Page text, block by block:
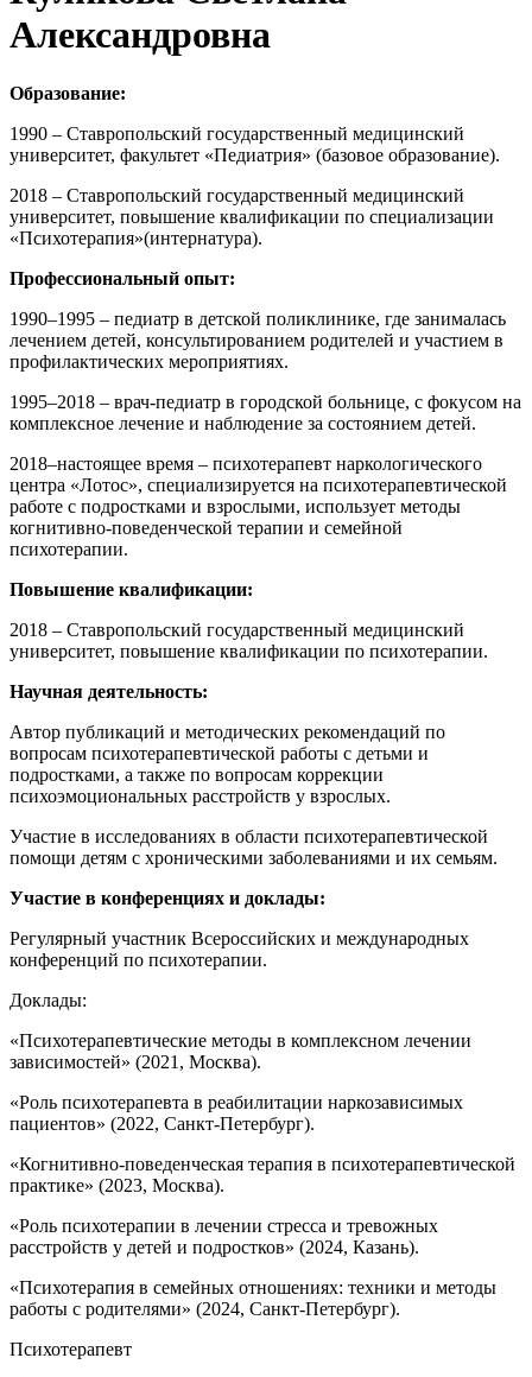
Александровна
Образование:
1990 – Ставропольский государственный медицинский
университет, факультет «Педиатрия» (базовое образование).
2018 – Ставропольский государственный медицинский
университет, повышение квалификации по специализации
«Психотерапия»(интернатура).
Профессиональный опыт:
1990–1995 – педиатр в детской поликлинике, где занималась
лечением детей, консультированием родителей и участием в
профилактических мероприятиях.
1995–2018 – врач-педиатр в городской больнице, с фокусом на
комплексное лечение и наблюдение за состоянием детей.
2018–настоящее время – психотерапевт наркологического
центра «Лотос», специализируется на психотерапевтической
работе с подростками и взрослыми, использует методы
когнитивно-поведенческой терапии и семейной
психотерапии.
Повышение квалификации:
2018 – Ставропольский государственный медицинский
университет, повышение квалификации по психотерапии.
Научная деятельность:
Автор публикаций и методических рекомендаций по
вопросам психотерапевтической работы с детьми и
подростками, а также по вопросам коррекции
психоэмоциональных расстройств у взрослых.
Участие в исследованиях в области психотерапевтической
помощи детям с хроническими заболеваниями и их семьям.
Участие в конференциях и доклады:
Регулярный участник Всероссийских и международных
конференций по психотерапии.
Доклады:
«Психотерапевтические методы в комплексном лечении
зависимостей» (2021, Москва).
«Роль психотерапевта в реабилитации наркозависимых
пациентов» (2022, Санкт-Петербург).
«Когнитивно-поведенческая терапия в психотерапевтической
практике» (2023, Москва).
«Роль психотерапии в лечении стресса и тревожных
расстройств у детей и подростков» (2024, Казань).
«Психотерапия в семейных отношениях: техники и методы
работы с родителями» (2024, Санкт-Петербург).
Психотерапевт